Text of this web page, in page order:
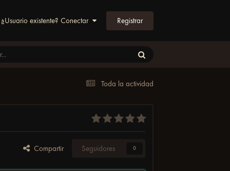
¿Usuario existente? Conectar Registrar
Toda la actividad
Compartir Seguidores 0